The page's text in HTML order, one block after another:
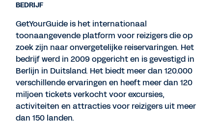
BEDRIJF
GetYourGuide is het internationaal
toonaangevende platform voor reizigers die op
zoek zijn naar onvergetelijke reiservaringen. Het
bedrijf werd in 2009 opgericht en is gevestigd in
Berlijn in Duitsland. Het biedt meer dan 120.000
verschillende ervaringen en heeft meer dan 120
miljoen tickets verkocht voor excursies,
activiteiten en attracties voor reizigers uit meer
dan 150 landen.